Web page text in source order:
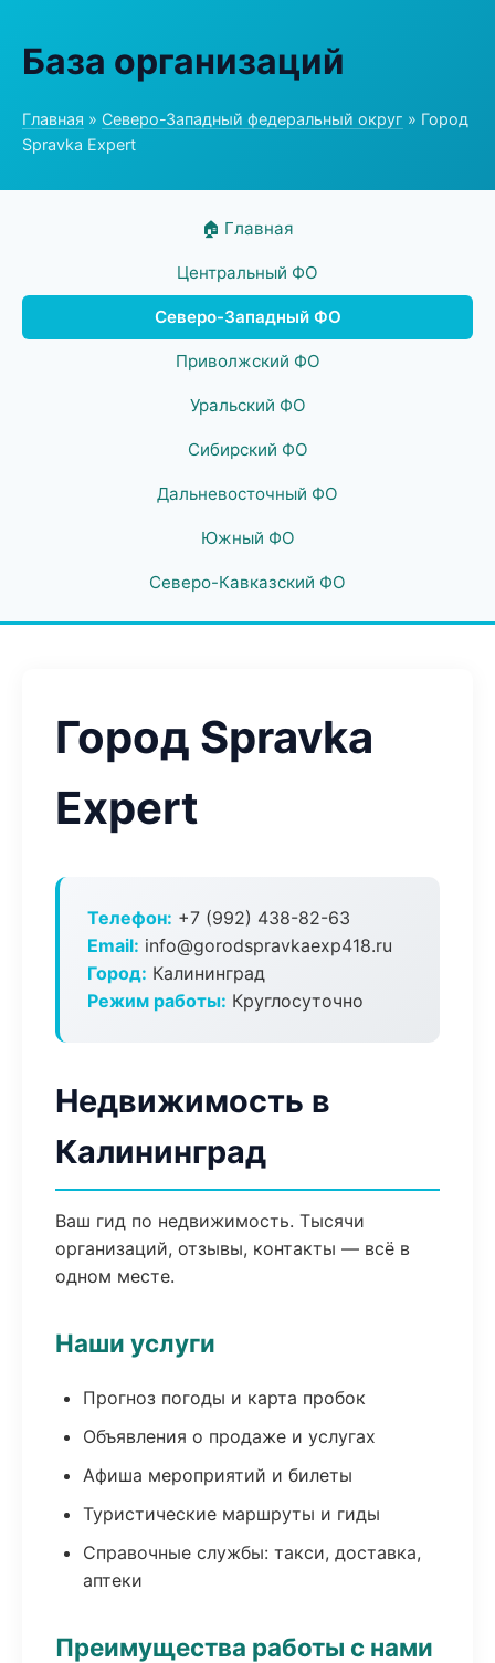
База организаций
Главная » Северо-Западный федеральный округ » Город
Spravka Expert
🏠 Главная
Центральный ФО
Северо-Западный ФО
Приволжский ФО
Уральский ФО
Сибирский ФО
Дальневосточный ФО
Южный ФО
Северо-Кавказский ФО
Город Spravka
Expert
Телефон: +7 (992) 438-82-63
Email: info@gorodspravkaexp418.ru
Город: Калининград
Режим работы: Круглосуточно
Недвижимость в
Калининград
Ваш гид по недвижимость. Тысячи
организаций, отзывы, контакты — всё в
одном месте.
Наши услуги
Прогноз погоды и карта пробок
Объявления о продаже и услугах
Афиша мероприятий и билеты
Туристические маршруты и гиды
Справочные службы: такси, доставка,
аптеки
Преимущества работы с нами